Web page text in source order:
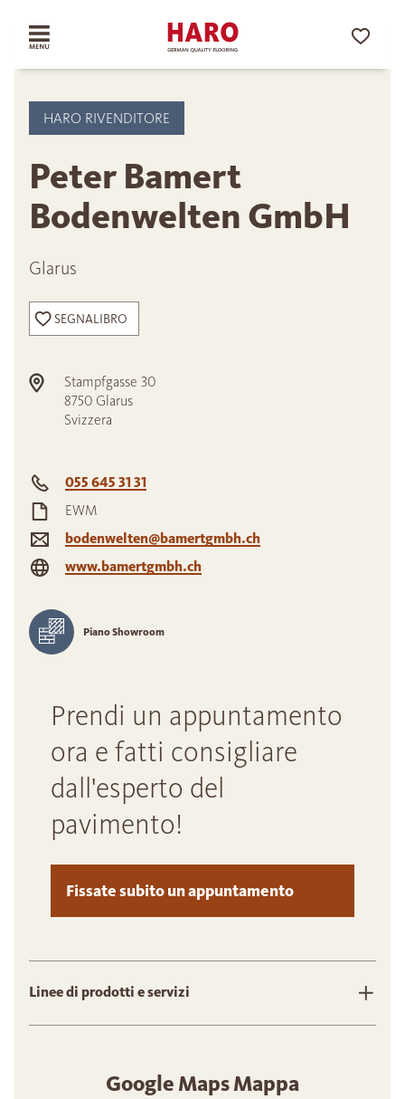
HARO RIVENDITORE
Peter Bamert
Bodenwelten GmbH
Glarus
SEGNALIBRO
Stampfgasse 30
8750 Glarus
Svizzera
055 645 31 31
EWM
bodenwelten@bamertgmbh.ch
www.bamertgmbh.ch
Piano Showroom
Prendi un appuntamento
ora e fatti consigliare
dall'esperto del
pavimento!
Fissate subito un appuntamento
Linee di prodotti e servizi
Google Maps Mappa